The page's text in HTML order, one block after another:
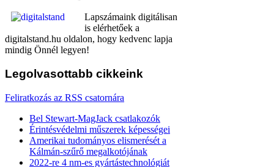
Lapszámaink digitálisan
is elérhetőek a
digitalstand.hu oldalon, hogy kedvenc lapja
mindig Önnél legyen!
Legolvasottabb cikkeink
Feliratkozás az RSS csatornára
Bel Stewart-MagJack csatlakozók
Érintésvédelmi műszerek képességei
Amerikai tudományos elismerését a
Kálmán-szűrő megalkotójának
2022-re 4 nm-es gyártástechnológiát